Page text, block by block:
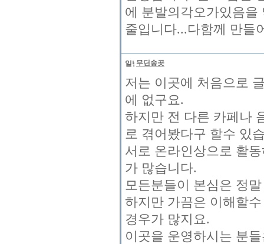
에 분발의각오가있음을
줄입니다...다함께 만들
무딘송곳
저는 이곳에 처음으로
에 없구요.
하지만 전 다른 카페나
로 겪어봤다구 할수 있
서로 온라인상으로 활
가 많습니다.
모든분들이 본심은 정
하지만 가끔은 이해할
경우가 많지요.
이곳을 운영하시는 분